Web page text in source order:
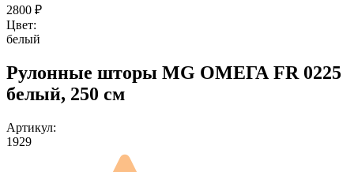
2800 ₽
Цвет:
белый
Рулонные шторы MG ОМЕГА FR 0225
белый, 250 см
Артикул:
1929